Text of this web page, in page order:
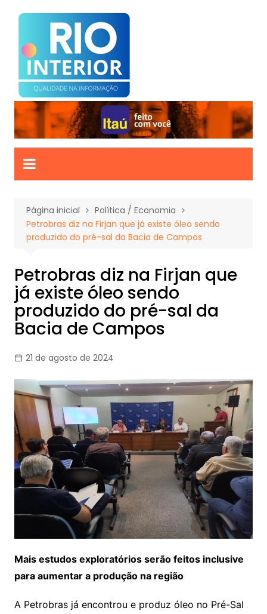
para
conteúdo
Página inicial
Política / Economia
Petrobras diz na Firjan que já existe óleo sendo
produzido do pré-sal da Bacia de Campos
Petrobras diz na Firjan que
já existe óleo sendo
produzido do pré-sal da
Bacia de Campos
21 de agosto de 2024
Mais estudos exploratórios serão feitos inclusive
para aumentar a produção na região
A Petrobras já encontrou e produz óleo no Pré-Sal